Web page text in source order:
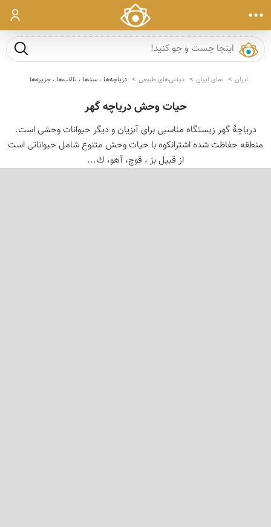
ورود
جست و
ایران نمای ایران دیدنی‌های طبیعی دریاچه‌ها ، سدها ، تالاب‌ها ، جزیره‌ها
حیات وحش دریاچه گهر
دریاچهٔ گهر زیستگاه مناسبی برای آبزیان و دیگر حیوانات وحشی است.
منطقه حفاظت شده اشترانكوه با حیات وحش متنوع شامل حیواناتی است
از قبیل بز ، قوچ، آهو، ك...